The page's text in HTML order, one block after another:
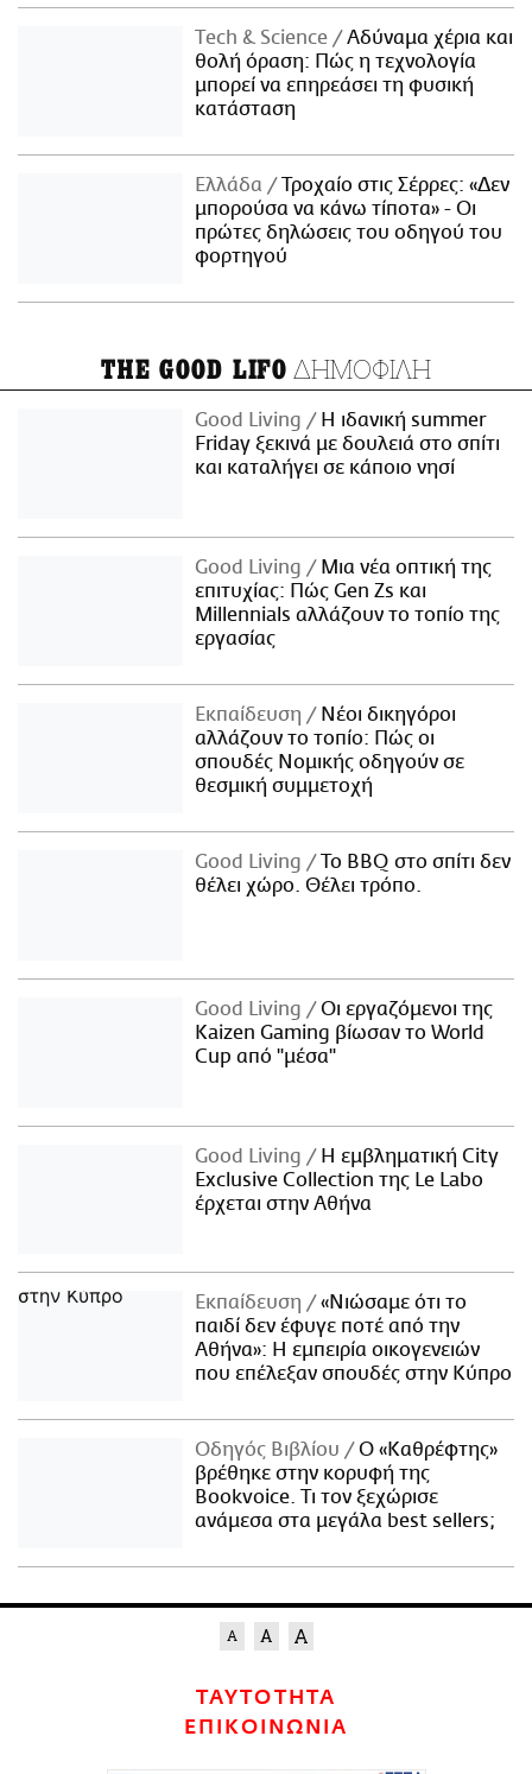
Τech & Science
Αδύναμα χέρια και
θολή όραση: Πώς η τεχνολογία
μπορεί να επηρεάσει τη φυσική
κατάσταση
Ελλάδα
Τροχαίο στις Σέρρες: «Δεν
μπορούσα να κάνω τίποτα» - Οι
πρώτες δηλώσεις του οδηγού του
φορτηγού
THE GOOD LIFO ΔΗΜΟΦΙΛΗ
Good Living
Η ιδανική summer
Friday ξεκινά με δουλειά στο σπίτι
και καταλήγει σε κάποιο νησί
Good Living
Μια νέα οπτική της
επιτυχίας: Πώς Gen Zs και
Millennials αλλάζουν το τοπίο της
εργασίας
Εκπαίδευση
Νέοι δικηγόροι
αλλάζουν το τοπίο: Πώς οι
σπουδές Νομικής οδηγούν σε
θεσμική συμμετοχή
Good Living
Το BBQ στο σπίτι δεν
θέλει χώρο. Θέλει τρόπο.
Good Living
Οι εργαζόμενοι της
Kaizen Gaming βίωσαν το World
Cup από "μέσα"
Good Living
Η εμβληματική City
Exclusive Collection της Le Labo
έρχεται στην Αθήνα
Εκπαίδευση
«Νιώσαμε ότι το
παιδί δεν έφυγε ποτέ από την
Αθήνα»: Η εμπειρία οικογενειών
που επέλεξαν σπουδές στην Κύπρο
Οδηγός Βιβλίου
Ο «Καθρέφτης»
βρέθηκε στην κορυφή της
Bookvoice. Τι τον ξεχώρισε
ανάμεσα στα μεγάλα best sellers;
ΤΑΥΤΟΤΗΤΑ
ΕΠΙΚΟΙΝΩΝΙΑ